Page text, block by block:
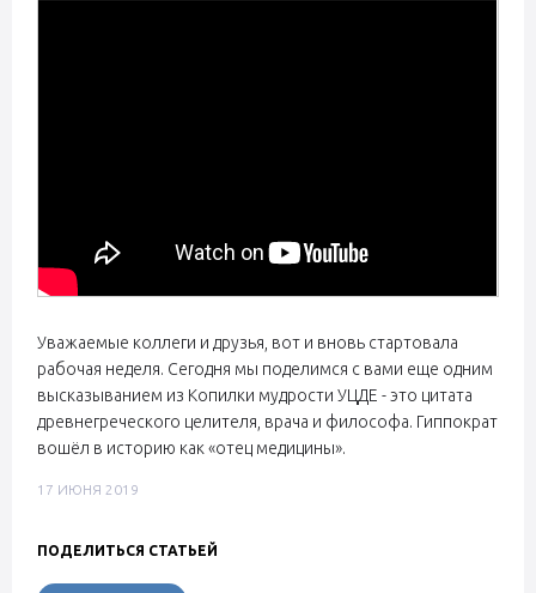
Уважаемые коллеги и друзья, вот и вновь стартовала
рабочая неделя. Сегодня мы поделимся с вами еще одним
высказыванием из Копилки мудрости УЦДЕ - это цитата
древнегреческого целителя, врача и философа. Гиппократ
вошёл в историю как «отец медицины».
17 ИЮНЯ 2019
ПОДЕЛИТЬСЯ СТАТЬЕЙ